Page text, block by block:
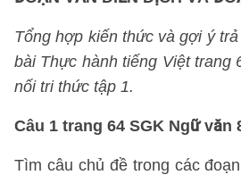
Tổng hợp kiến thức và gợi ý
bài Thực hành tiếng Việt trang
nối tri thức tập 1.
Câu 1 trang 64 SGK Ngữ văn
Tìm câu chủ đề trong các